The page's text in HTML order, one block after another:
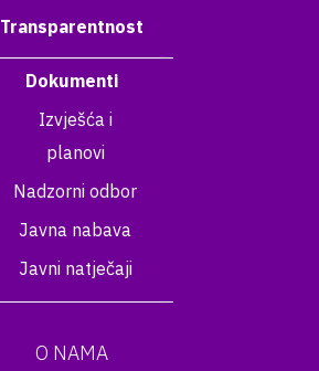
Transparentnost
Dokumenti
Izvješća i
planovi
Nadzorni odbor
Javna nabava
Javni natječaji
O NAMA